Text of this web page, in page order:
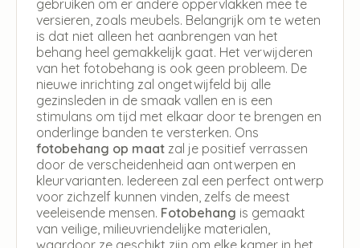
gebruiken om er andere oppervlakken mee te
versieren, zoals meubels. Belangrijk om te weten
is dat niet alleen het aanbrengen van het
behang heel gemakkelijk gaat. Het verwijderen
van het fotobehang is ook geen probleem. De
nieuwe inrichting zal ongetwijfeld bij alle
gezinsleden in de smaak vallen en is een
stimulans om tijd met elkaar door te brengen en
onderlinge banden te versterken. Ons
fotobehang op maat zal je positief verrassen
door de verscheidenheid aan ontwerpen en
kleurvarianten. Iedereen zal een perfect ontwerp
voor zichzelf kunnen vinden, zelfs de meest
veeleisende mensen. Fotobehang is gemaakt
van veilige, milieuvriendelijke materialen,
waardoor ze geschikt zijn om elke kamer in het